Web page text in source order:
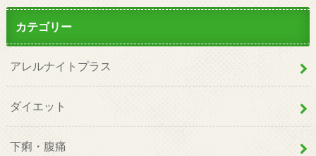
カテゴリー
アレルナイトプラス
ダイエット
下痢・腹痛